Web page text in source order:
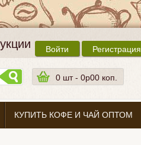
Войти Регистрация
0 шт - 0p00 коп.
КУПИТЬ КОФЕ И ЧАЙ ОПТОМ